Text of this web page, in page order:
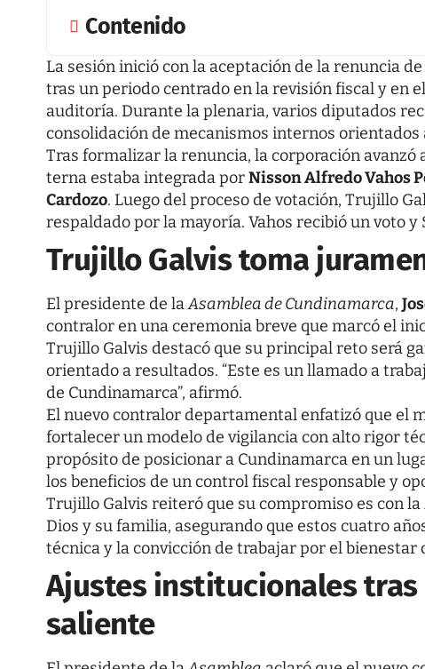
Contenido
La sesión inició con la aceptación de la renuncia de
tras un periodo centrado en la revisión fiscal y en
auditoría. Durante la plenaria, varios diputados
consolidación de mecanismos internos
Tras formalizar la renuncia, la corporación
terna estaba integrada porNisson Alfredo Vahos
Cardozo. Luego del proceso de votación, Trujillo
respaldado por la mayoría. Vahos recibió un voto
Trujillo Galvis toma
El presidente de laAsamblea de Cundinamarca,
contralor en una ceremonia breve que marcó el
Trujillo Galvis destacó que su principal reto será
orientado a resultados. “Este es un llamado a
de Cundinamarca”, afirmó.
El nuevo contralor departamental enfatizó que el
fortalecer un modelo de vigilancia con alto rigor
propósito de posicionar a Cundinamarca en un
los beneficios de un control fiscal responsable y
Trujillo Galvis reiteró que su compromiso es con
Dios y su familia, asegurando que estos cuatro
técnica y la convicción de trabajar por el bienestar
Ajustes institucionales
saliente